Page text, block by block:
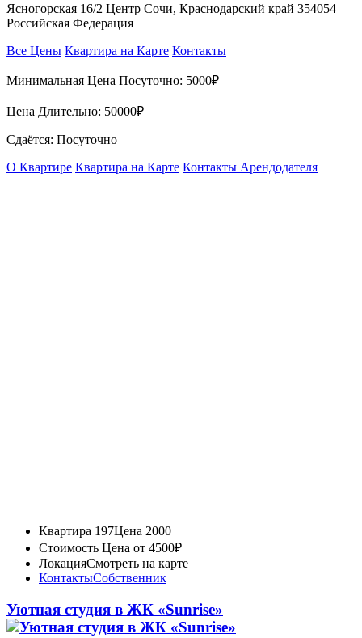
Ясногорская 16/2 Центр Сочи, Краснодарский край 354054
Российская Федерация
Все Цены Квартира на Карте Контакты
Минимальная Цена Посуточно: 5000₽
Цена Длительно: 50000₽
Сдаётся: Посуточно
О Квартире Квартира на Карте Контакты Арендодателя
Квартира 197Цена 2000
Стоимость Цена от 4500₽
ЛокацияСмотреть на карте
КонтактыСобственник
Уютная студия в ЖК «Sunrise»